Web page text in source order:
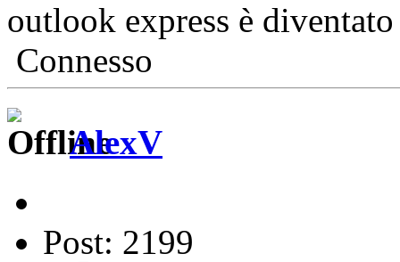
outlook express è
Connesso
AlexV
Post: 2199